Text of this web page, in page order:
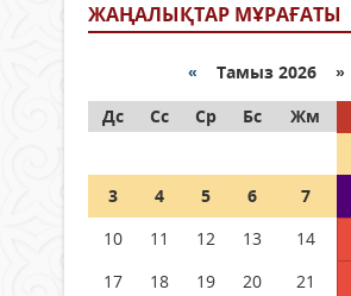
ЖАҢАЛЫҚТАР МҰРАҒАТЫ
« Тамыз 2026 »
Дс
Сс Ср Бс Жм
3
4 5 6 7
10
11 12 13 14
17
18 19 20 21